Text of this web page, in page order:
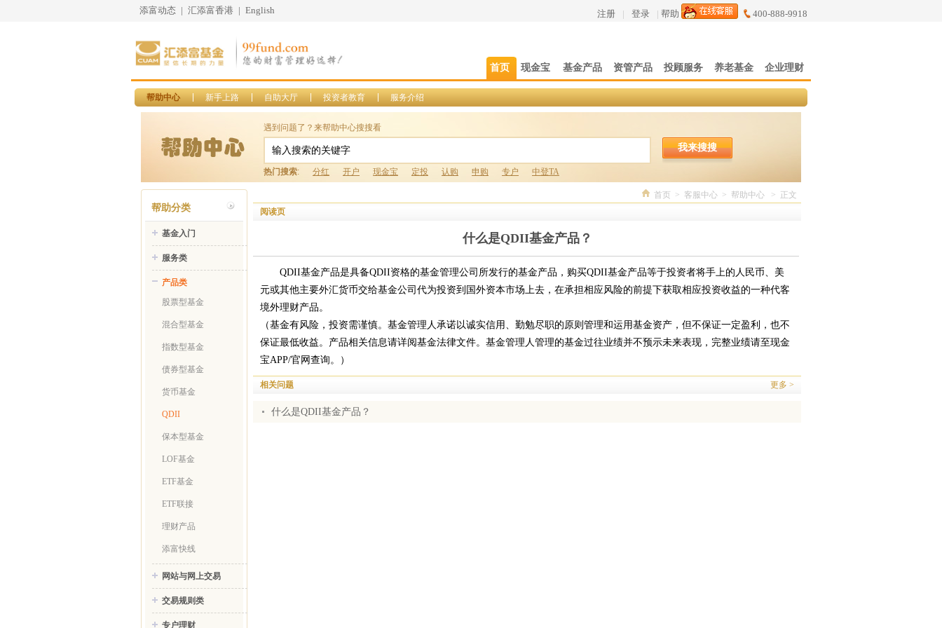
添富动态 | 汇添富香港 | English 注册 | 登录 | 帮助 400-888-9918
首页 现金宝 基金产品 资管产品 投顾服务 养老基金 企业理财
帮助中心 新手上路 自助大厅 投资者教育 服务介绍
遇到问题了？来帮助中心搜搜看
热门搜索: 分红 开户 现金宝 定投 认购 申购 专户 中登TA
我来搜搜
帮助分类
基金入门
服务类
产品类
股票型基金
混合型基金
指数型基金
债券型基金
货币基金
QDII
保本型基金
LOF基金
ETF基金
ETF联接
理财产品
添富快线
网站与网上交易
交易规则类
专户理财
首页 > 客服中心 > 帮助中心 > 正文
阅读页
什么是QDII基金产品？
QDII基金产品是具备QDII资格的基金管理公司所发行的基金产品，购买QDII基金产品等于投资者将手上的人民币、美
元或其他主要外汇货币交给基金公司代为投资到国外资本市场上去，在承担相应风险的前提下获取相应投资收益的一种代客
境外理财产品。
（基金有风险，投资需谨慎。基金管理人承诺以诚实信用、勤勉尽职的原则管理和运用基金资产，但不保证一定盈利，也不
保证最低收益。产品相关信息请详阅基金法律文件。基金管理人管理的基金过往业绩并不预示未来表现，完整业绩请至现金
宝APP/官网查询。）
相关问题 更多 >
什么是QDII基金产品？